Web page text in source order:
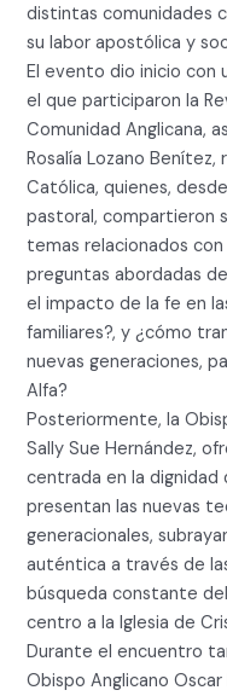
distintas comunidades
su labor apostólica y
El evento dio inicio con
el que participaron la
Comunidad Anglicana,
Rosalía Lozano
Católica, quienes,
pastoral, compartieron
temas relacionados
preguntas abordadas
el impacto de la fe en
familiares?, y ¿cómo
nuevas generaciones,
Alfa?
Posteriormente, la
Sally Sue Hernández,
centrada en la dignidad
presentan las nuevas
generacionales,
auténtica a través de
búsqueda constante
centro a la Iglesia de
Durante el encuentro
Obispo Anglicano